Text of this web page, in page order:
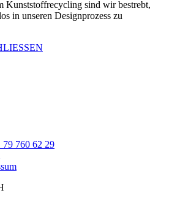
Kunststoffrecycling sind wir bestrebt,
in unseren Designprozess zu
79 760 62 29